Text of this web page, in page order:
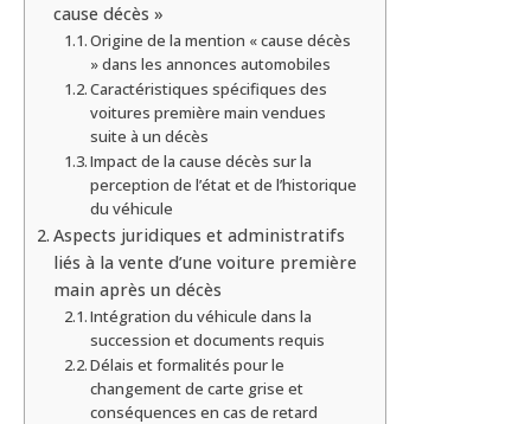
cause décès »
Origine de la mention « cause décès
» dans les annonces automobiles
Caractéristiques spécifiques des
voitures première main vendues
suite à un décès
Impact de la cause décès sur la
perception de l’état et de l’historique
du véhicule
Aspects juridiques et administratifs
liés à la vente d’une voiture première
main après un décès
Intégration du véhicule dans la
succession et documents requis
Délais et formalités pour le
changement de carte grise et
conséquences en cas de retard